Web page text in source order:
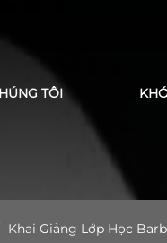
TÔI
Khai Giảng Lớp Học